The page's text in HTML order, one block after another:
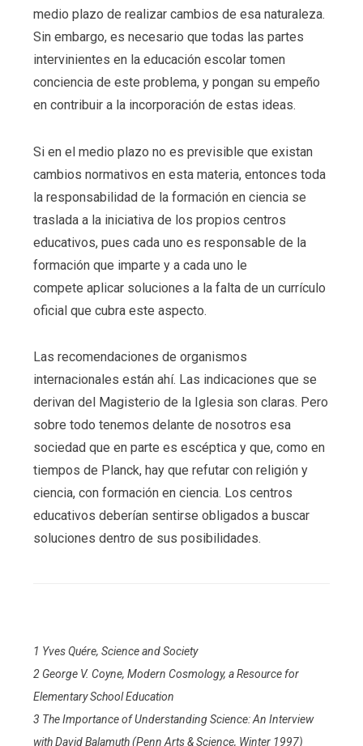
medio plazo de realizar cambios de esa naturaleza.
Sin embargo, es necesario que todas las partes
intervinientes en la educación escolar tomen
conciencia de este problema, y pongan su empeño
en contribuir a la incorporación de estas ideas.
Si en el medio plazo no es previsible que existan
cambios normativos en esta materia, entonces toda
la responsabilidad de la formación en ciencia se
traslada a la iniciativa de los propios centros
educativos, pues cada uno es responsable de la
formación que imparte y a cada uno le
compete aplicar soluciones a la falta de un currículo
oficial que cubra este aspecto.
Las recomendaciones de organismos
internacionales están ahí. Las indicaciones que se
derivan del Magisterio de la Iglesia son claras. Pero
sobre todo tenemos delante de nosotros esa
sociedad que en parte es escéptica y que, como en
tiempos de Planck, hay que refutar con religión y
ciencia, con formación en ciencia. Los centros
educativos deberían sentirse obligados a buscar
soluciones dentro de sus posibilidades.
1 Yves Quére, Science and Society
2 George V. Coyne, Modern Cosmology, a Resource for
Elementary School Education
3 The Importance of Understanding Science: An Interview
with David Balamuth (Penn Arts & Science, Winter 1997)